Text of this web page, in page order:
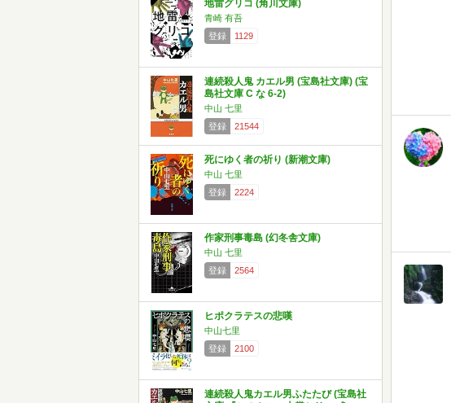
地雷グリコ (角川文庫)
青崎 有吾
登録
1129
連続殺人鬼 カエル男 (宝島社文庫) (宝
島社文庫 C な 6-2)
中山 七里
登録
21544
死にゆく者の祈り (新潮文庫)
中山 七里
登録
2224
作家刑事毒島 (幻冬舎文庫)
中山 七里
登録
2564
ヒポクラテスの悲嘆
中山七里
登録
2100
連続殺人鬼カエル男ふたたび (宝島社